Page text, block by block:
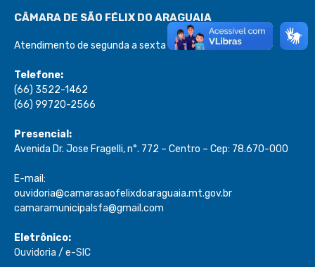
CÂMARA DE SÃO FÉLIX DO ARAGUAIA
Atendimento de segunda a sexta de 08:00 às 13:00
Telefone:
(66) 3522-1462
(66) 99720-2566
Presencial:
Avenida Dr. Jose Fragelli, n°. 772 – Centro – Cep: 78.670-000
E-mail:
ouvidoria@camarasaofelixdoaraguaia.mt.gov.br
camaramunicipalsfa@gmail.com
Eletrônico:
Ouvidoria / e-SIC